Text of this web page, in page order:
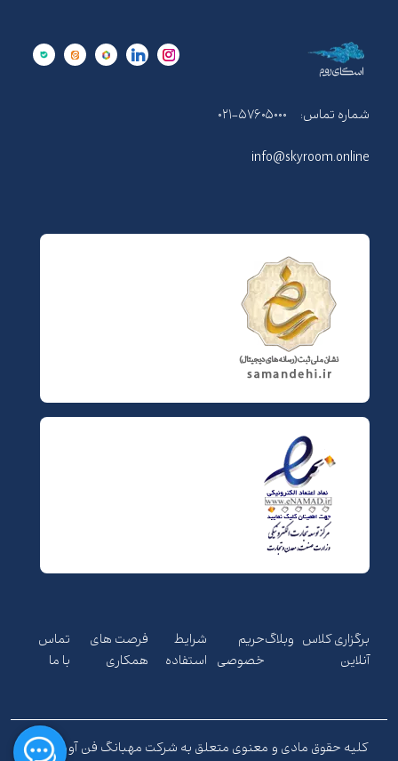
شماره تماس: ۰۲۱-۵۷۶۰۵۰۰۰
info@skyroom.online
برگزاری کلاس
آنلاین
وبلاگحریم
خصوصی
شرایط
استفاده
فرصت های
همکاری
تماس
با ما
کلیه حقوق مادی و معنوی متعلق به شرکت مهبانگ فن آوری های